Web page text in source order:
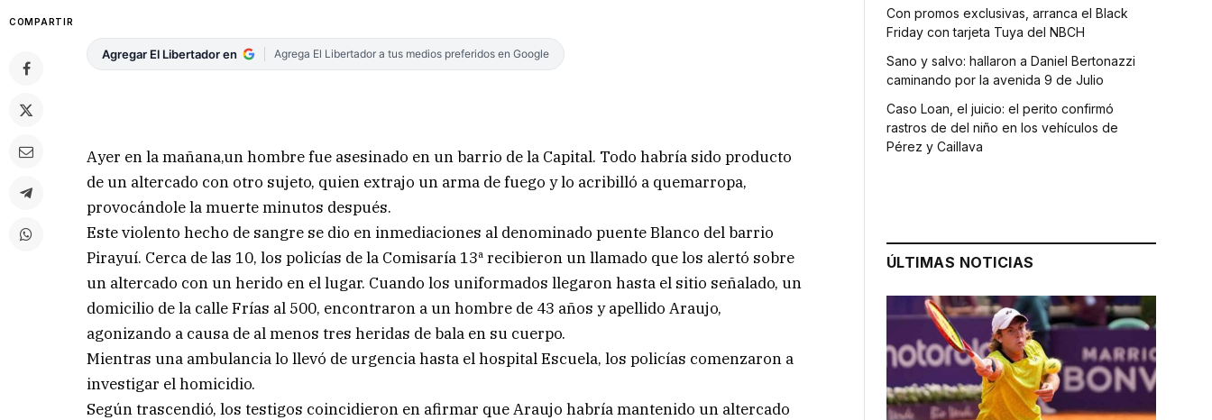
COMPARTIR
Agregar El Libertador en Agrega El Libertador a tus medios preferidos en Google
Ayer en la mañana,un hombre fue asesinado en un barrio de la Capital. Todo habría sido producto
de un altercado con otro sujeto, quien extrajo un arma de fuego y lo acribilló a quemarropa,
provocándole la muerte minutos después.
Este violento hecho de sangre se dio en inmediaciones al denominado puente Blanco del barrio
Pirayuí. Cerca de las 10, los policías de la Comisaría 13ª recibieron un llamado que los alertó sobre
un altercado con un herido en el lugar. Cuando los uniformados llegaron hasta el sitio señalado, un
domicilio de la calle Frías al 500, encontraron a un hombre de 43 años y apellido Araujo,
agonizando a causa de al menos tres heridas de bala en su cuerpo.
Mientras una ambulancia lo llevó de urgencia hasta el hospital Escuela, los policías comenzaron a
investigar el homicidio.
Según trascendió, los testigos coincidieron en afirmar que Araujo habría mantenido un altercado
Con promos exclusivas, arranca el Black
Friday con tarjeta Tuya del NBCH
Sano y salvo: hallaron a Daniel Bertonazzi
caminando por la avenida 9 de Julio
Caso Loan, el juicio: el perito confirmó
rastros de del niño en los vehículos de
Pérez y Caillava
ÚLTIMAS NOTICIAS